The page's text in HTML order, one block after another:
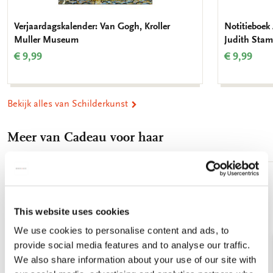
This website uses cookies
We use cookies to personalise content and ads, to
provide social media features and to analyse our traffic.
We also share information about your use of our site with
Verjaardagskalender: Van Gogh, Kroller
Muller Museum
€ 9,99
Judith Stam
€ 9,99
Bekijk alles van Schilderkunst
Meer van Cadeau voor haar